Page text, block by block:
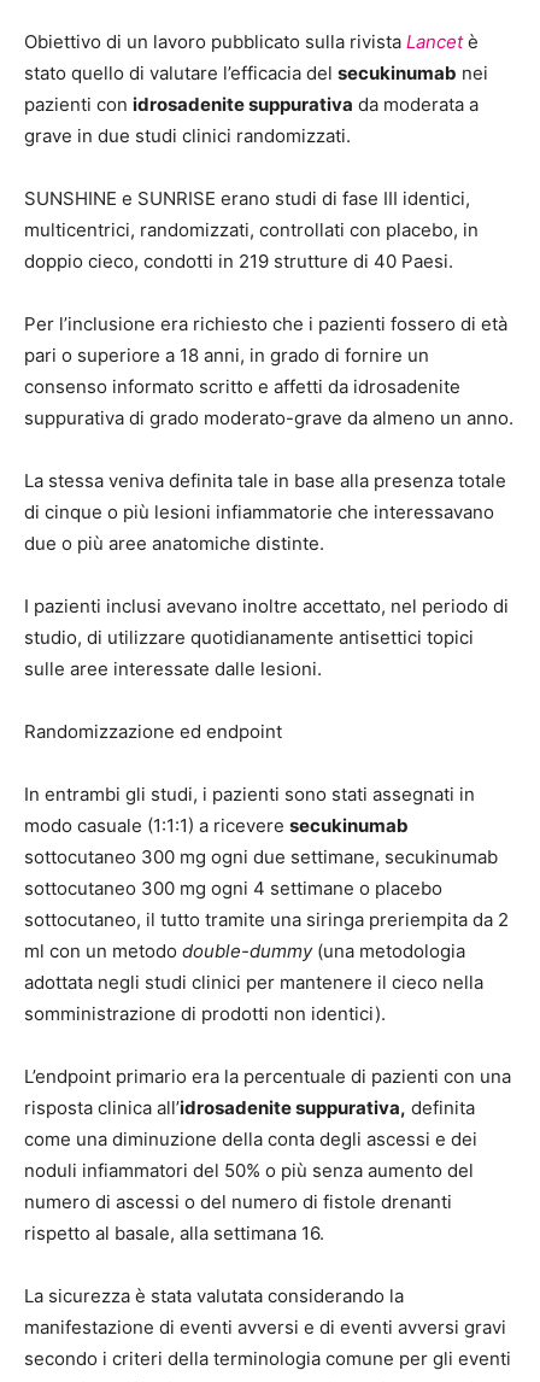
Obiettivo di un lavoro pubblicato sulla rivista Lancetè
stato quello di valutare l’efficacia del secukinumab nei
pazienti con idrosadenite suppurativa da moderata a
grave in due studi clinici randomizzati.
SUNSHINE e SUNRISE erano studi di fase III identici,
multicentrici, randomizzati, controllati con placebo, in
doppio cieco, condotti in 219 strutture di 40 Paesi.
Per l’inclusione era richiesto che i pazienti fossero di età
pari o superiore a 18 anni, in grado di fornire un
consenso informato scritto e affetti da idrosadenite
suppurativa di grado moderato-grave da almeno un anno.
La stessa veniva definita tale in base alla presenza totale
di cinque o più lesioni infiammatorie che interessavano
due o più aree anatomiche distinte.
I pazienti inclusi avevano inoltre accettato, nel periodo di
studio, di utilizzare quotidianamente antisettici topici
sulle aree interessate dalle lesioni.
Randomizzazione ed endpoint
In entrambi gli studi, i pazienti sono stati assegnati in
modo casuale (1:1:1) a ricevere secukinumab
sottocutaneo 300 mg ogni due settimane, secukinumab
sottocutaneo 300 mg ogni 4 settimane o placebo
sottocutaneo, il tutto tramite una siringa preriempita da 2
ml con un metodo double-dummy (una metodologia
adottata negli studi clinici per mantenere il cieco nella
somministrazione di prodotti non identici).
L’endpoint primario era la percentuale di pazienti con una
risposta clinica all’idrosadenite suppurativa, definita
come una diminuzione della conta degli ascessi e dei
noduli infiammatori del 50% o più senza aumento del
numero di ascessi o del numero di fistole drenanti
rispetto al basale, alla settimana 16.
La sicurezza è stata valutata considerando la
manifestazione di eventi avversi e di eventi avversi gravi
secondo i criteri della terminologia comune per gli eventi